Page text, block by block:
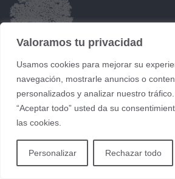
Valoramos tu privacidad
Usamos cookies para mejorar su
navegación, mostrarle anuncios o
personalizados y analizar nuestro
“Aceptar todo” usted da su
las cookies.
Personalizar Rechazar todo
© 2026 ArcHub Theme. All rights